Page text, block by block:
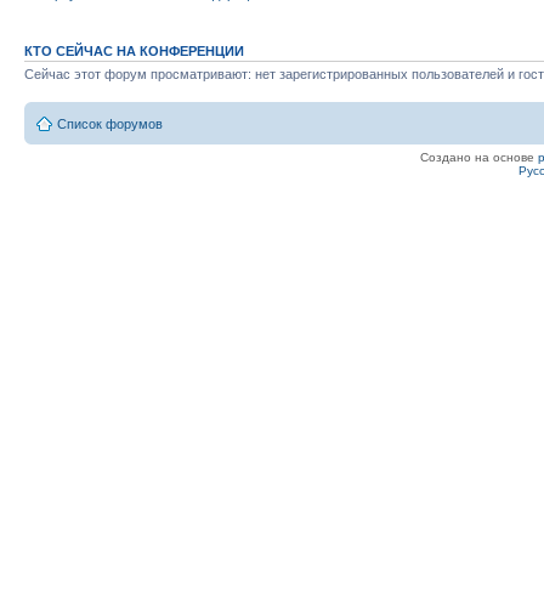
КТО СЕЙЧАС НА КОНФЕРЕНЦИИ
Сейчас этот форум просматривают: нет зарегистрированных пользователей и
Список форумов
Создано на основе